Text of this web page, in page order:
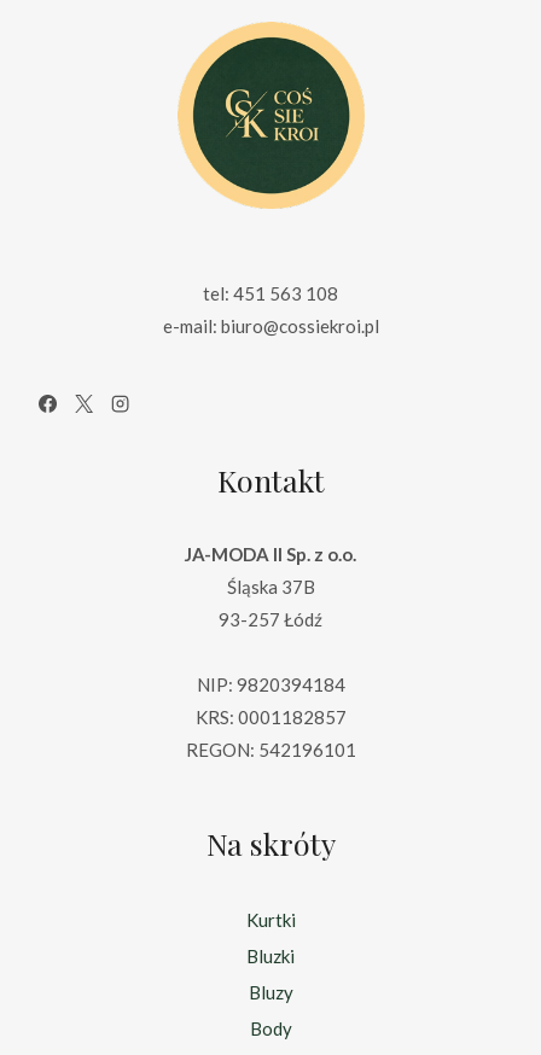
tel: 451 563 108
e-mail: biuro@cossiekroi.pl
Kontakt
JA-MODA II Sp. z o.o.
Śląska 37B
93-257 Łódź
NIP: 9820394184
KRS: 0001182857
REGON: 542196101
Na skróty
Kurtki
Bluzki
Bluzy
Body